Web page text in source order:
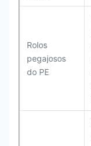
Rolos
pegajosos
do PE